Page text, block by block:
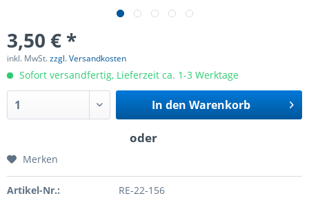
3,50 € *
inkl. MwSt.zzgl. Versandkosten
Sofort versandfertig, Lieferzeit ca. 1-3 Werktage
In den Warenkorb
Merken
Artikel-Nr.: RE-22-156